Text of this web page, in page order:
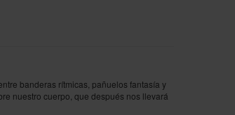
banderas rítmicas, pañuelos fantasía y
nuestro cuerpo, que después nos llevará